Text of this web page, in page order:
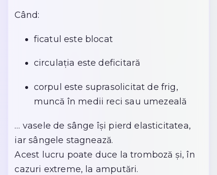
Când:
ficatul este blocat
circulația este deficitară
corpul este suprasolicitat de frig,
muncă în medii reci sau umezeală
… vasele de sânge își pierd elasticitatea,
iar sângele stagnează.
Acest lucru poate duce la tromboză și, în
cazuri extreme, la amputări.